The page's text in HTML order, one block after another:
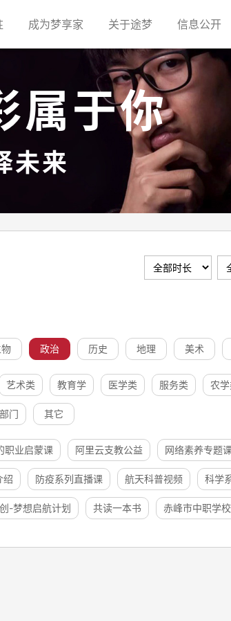
(current)成为梦享家(current)关于途梦(current)信息公开
属于你
未来
政治 历史 地理 美术
艺术类 教育学 医学类 服务类 农
门 其它
职业启蒙课 阿里云支教公益 网络素养专题
绍 防疫系列直播课 航天科普视频 科学
-梦想启航计划 共读一本书 赤峰市中职学